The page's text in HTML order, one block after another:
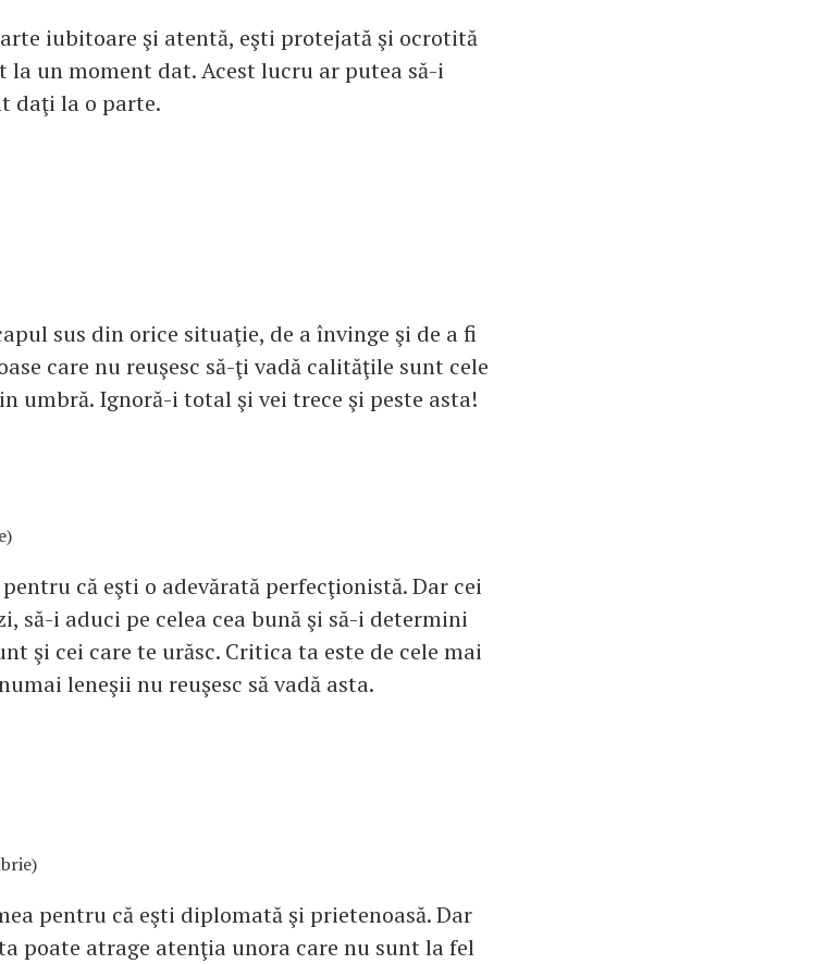
iubitoare şi atentă, eşti protejată şi ocrotită
un moment dat. Acest lucru ar putea să-i
daţi la o parte.
sus din orice situaţie, de a învinge şi de a fi
care nu reuşesc să-ţi vadă calităţile sunt cele
umbră. Ignoră-i total şi vei trece şi peste asta!
că eşti o adevărată perfecţionistă. Dar cei
să-i aduci pe celea cea bună şi să-i determini
şi cei care te urăsc. Critica ta este de cele mai
leneşii nu reuşesc să vadă asta.
pentru că eşti diplomată şi prietenoasă. Dar
poate atrage atenţia unora care nu sunt la fel